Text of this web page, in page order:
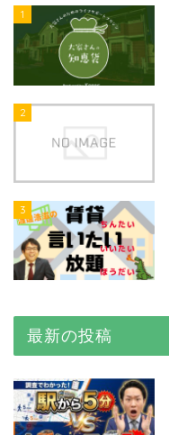
1
2
3
最新の投稿